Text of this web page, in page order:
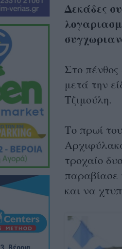
Δεκάδες
Στο πένθος
μετά την
Τζιμούλη.
Το πρωί
τροχαίο
παραβίασε
και να